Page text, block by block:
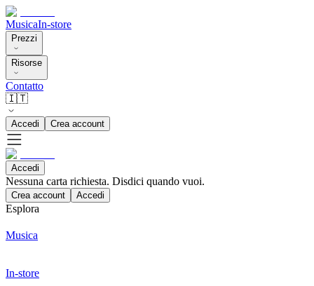
MusicaIn-store
Prezzi
Risorse
Contatto
🇮🇹
Accedi Crea account
Accedi
Nessuna carta richiesta. Disdici quando vuoi.
Crea account Accedi
Esplora
Musica
In-store